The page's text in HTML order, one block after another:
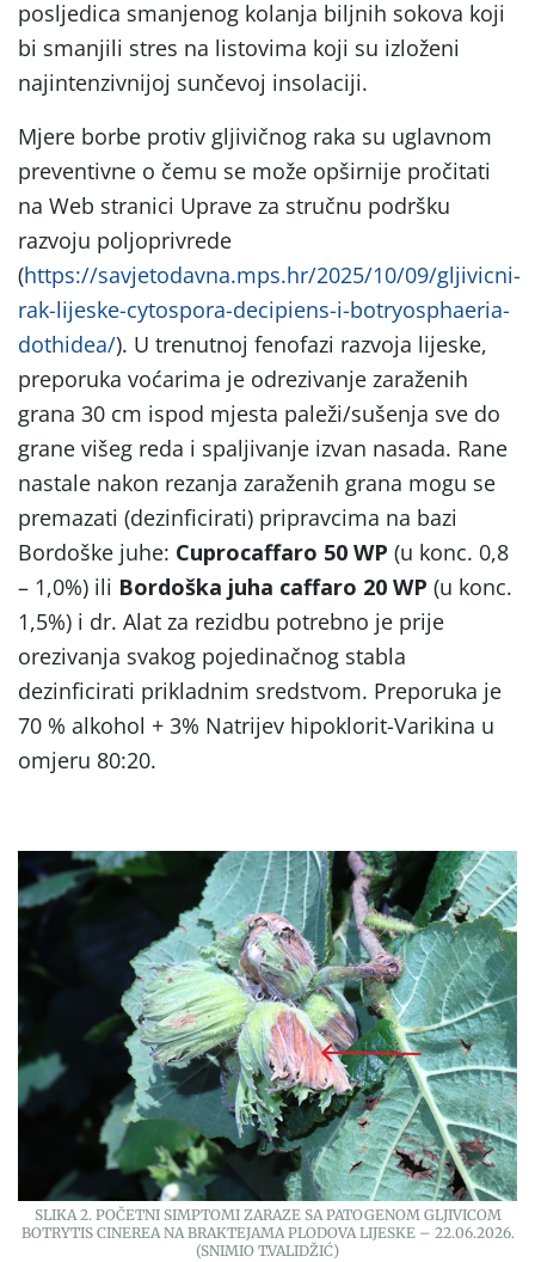
posljedica smanjenog kolanja biljnih sokova koji
bi smanjili stres na listovima koji su izloženi
najintenzivnijoj sunčevoj insolaciji.
Mjere borbe protiv gljivičnog raka su uglavnom
preventivne o čemu se može opširnije pročitati
na Web stranici Uprave za stručnu podršku
razvoju poljoprivrede
(https://savjetodavna.mps.hr/2025/10/09/gljivicni-
rak-lijeske-cytospora-decipiens-i-botryosphaeria-
dothidea/). U trenutnoj fenofazi razvoja lijeske,
preporuka voćarima je odrezivanje zaraženih
grana 30 cm ispod mjesta paleži/sušenja sve do
grane višeg reda i spaljivanje izvan nasada. Rane
nastale nakon rezanja zaraženih grana mogu se
premazati (dezinficirati) pripravcima na bazi
Bordoške juhe: Cuprocaffaro 50 WP (u konc. 0,8
– 1,0%) ili Bordoška juha caffaro 20 WP (u konc.
1,5%) i dr. Alat za rezidbu potrebno je prije
orezivanja svakog pojedinačnog stabla
dezinficirati prikladnim sredstvom. Preporuka je
70 % alkohol + 3% Natrijev hipoklorit-Varikina u
omjeru 80:20.
SLIKA 2. POČETNI SIMPTOMI ZARAZE SA PATOGENOM GLJIVICOM
BOTRYTIS CINEREA NA BRAKTEJAMA PLODOVA LIJESKE – 22.06.2026.
(SNIMIO T.VALIDŽIĆ)